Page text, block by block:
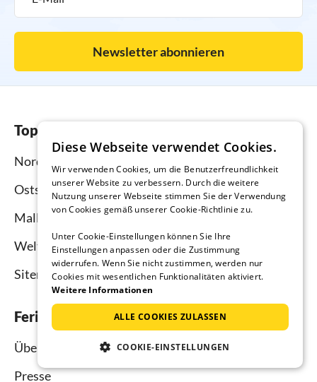
Newsletter abonnieren
Top-Regionen
Nordsee
Ostsee
Mallorca
Weltweit
Sitemap
Ferienhausmiete.de
Über uns
Presse
Diese Webseite verwendet Cookies.
Wir verwenden Cookies, um die Benutzerfreundlichkeit
unserer Website zu verbessern. Durch die weitere
Nutzung unserer Webseite stimmen Sie der Verwendung
von Cookies gemäß unserer Cookie-Richtlinie zu.
Unter Cookie-Einstellungen können Sie Ihre
Einstellungen anpassen oder die Zustimmung
widerrufen. Wenn Sie nicht zustimmen, werden nur
Cookies mit wesentlichen Funktionalitäten aktiviert.
Weitere Informationen
ALLE COOKIES ZULASSEN
COOKIE-EINSTELLUNGEN